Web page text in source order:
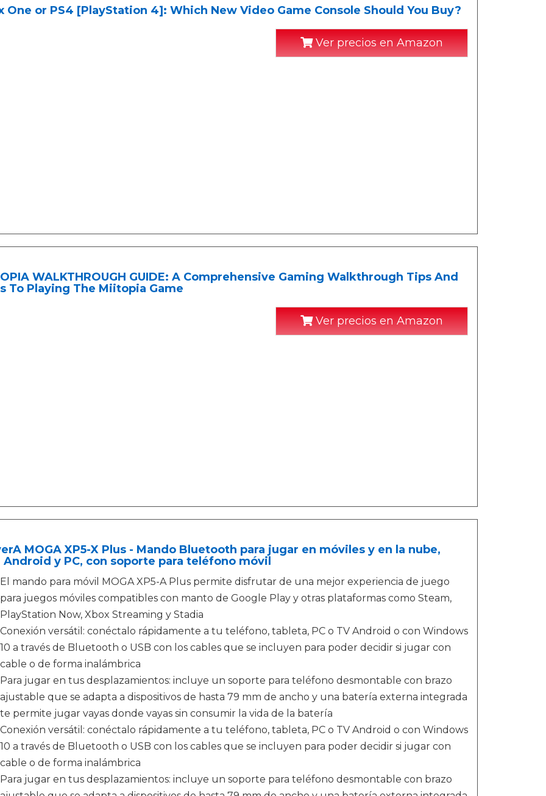
One or PS4 [PlayStation 4]: Which New Video Game Console Should You Buy?
Ver precios en Amazon
WALKTHROUGH GUIDE: A Comprehensive Gaming Walkthrough Tips And
To Playing The Miitopia Game
Ver precios en Amazon
MOGA XP5-X Plus - Mando Bluetooth para jugar en móviles y en la nube,
Android y PC, con soporte para teléfono móvil
El mando para móvil MOGA XP5-A Plus permite disfrutar de una mejor experiencia de juego
para juegos móviles compatibles con manto de Google Play y otras plataformas como Steam,
PlayStation Now, Xbox Streaming y Stadia
Conexión versátil: conéctalo rápidamente a tu teléfono, tableta, PC o TV Android o con Windows
10 a través de Bluetooth o USB con los cables que se incluyen para poder decidir si jugar con
cable o de forma inalámbrica
Para jugar en tus desplazamientos: incluye un soporte para teléfono desmontable con brazo
ajustable que se adapta a dispositivos de hasta 79 mm de ancho y una batería externa integrada
te permite jugar vayas donde vayas sin consumir la vida de la batería
Conexión versátil: conéctalo rápidamente a tu teléfono, tableta, PC o TV Android o con Windows
10 a través de Bluetooth o USB con los cables que se incluyen para poder decidir si jugar con
cable o de forma inalámbrica
Para jugar en tus desplazamientos: incluye un soporte para teléfono desmontable con brazo